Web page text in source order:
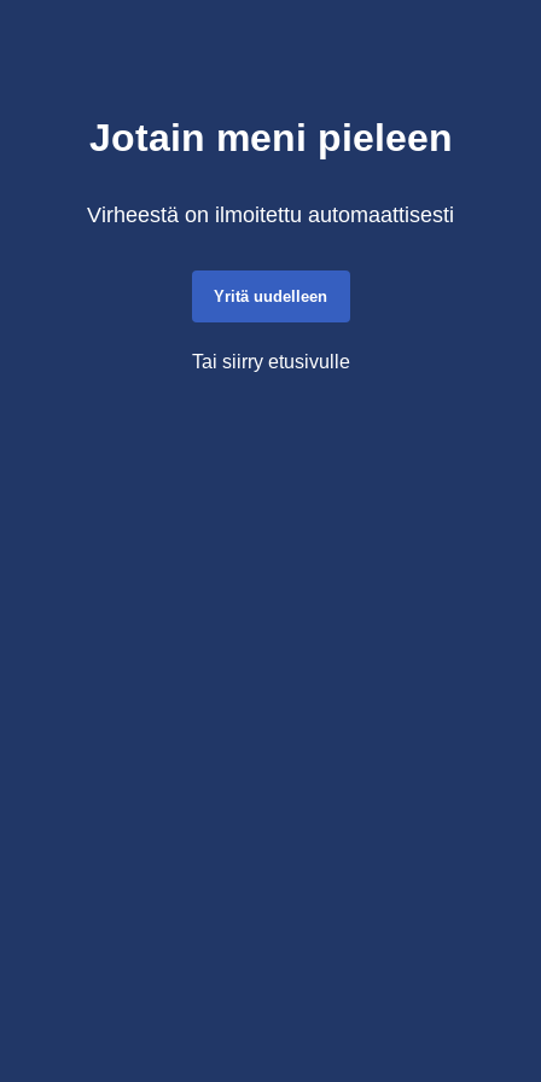
Jotain meni pieleen
Virheestä on ilmoitettu automaattisesti
Yritä uudelleen
Tai siirry etusivulle